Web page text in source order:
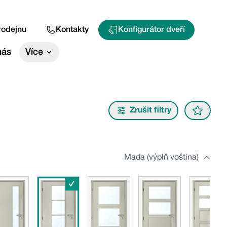
Kontakty Konfigurátor dveří
Více
Zrušit filtry
Mada (výplň voština)
✓